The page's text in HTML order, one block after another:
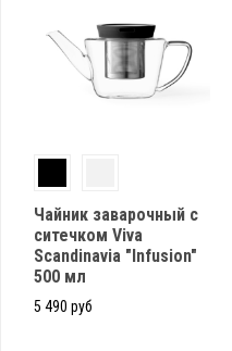
Чайник заварочный с
ситечком Viva
Scandinavia "Infusion"
500 мл
5 490 руб